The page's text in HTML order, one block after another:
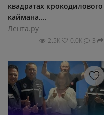
квадратах крокодилового
каймана,...
Лента.ру
2.5К 0.0К 3